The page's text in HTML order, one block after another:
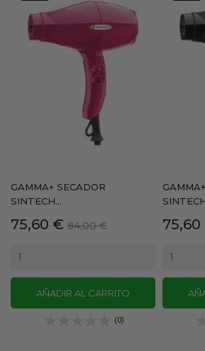
GAMMA+ SECADOR
SINTECH...
Precio
75,60 € Precio
84,00 €
AÑADIR AL CARRITO
(0)